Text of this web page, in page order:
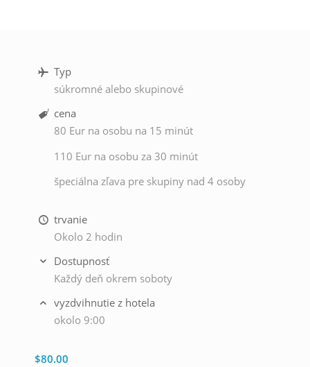
Typ
súkromné alebo skupinové
cena
80 Eur na osobu na 15 minút
110 Eur na osobu za 30 minút
špeciálna zľava pre skupiny nad 4 osoby
trvanie
Okolo 2 hodin
Dostupnosť
Každý deň okrem soboty
vyzdvihnutie z hotela
okolo 9:00
$80.00